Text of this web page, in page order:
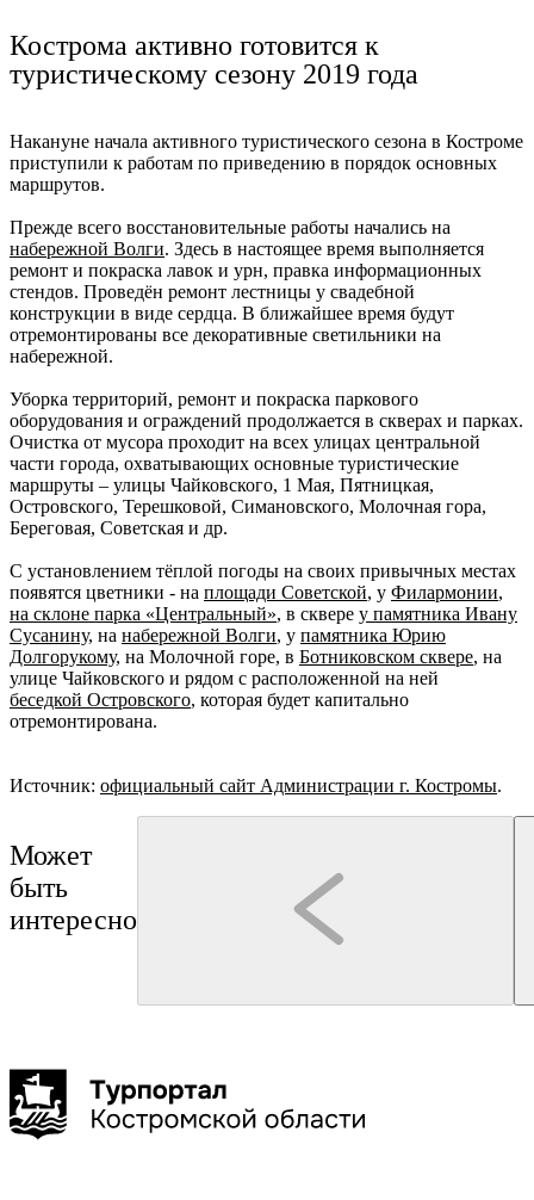
Кострома активно готовится к
туристическому сезону 2019 года
Накануне начала активного туристического сезона в Костроме
приступили к работам по приведению в порядок основных
маршрутов.
Прежде всего восстановительные работы начались на
набережной Волги. Здесь в настоящее время выполняется
ремонт и покраска лавок и урн, правка информационных
стендов. Проведён ремонт лестницы у свадебной
конструкции в виде сердца. В ближайшее время будут
отремонтированы все декоративные светильники на
набережной.
Уборка территорий, ремонт и покраска паркового
оборудования и ограждений продолжается в скверах и парках.
Очистка от мусора проходит на всех улицах центральной
части города, охватывающих основные туристические
маршруты – улицы Чайковского, 1 Мая, Пятницкая,
Островского, Терешковой, Симановского, Молочная гора,
Береговая, Советская и др.
С установлением тёплой погоды на своих привычных местах
появятся цветники - на площади Советской, у Филармонии,
на склоне парка «Центральный», в сквере у памятника Ивану
Сусанину, на набережной Волги, у памятника Юрию
Долгорукому, на Молочной горе, в Ботниковском сквере, на
улице Чайковского и рядом с расположенной на ней
беседкой Островского, которая будет капитально
отремонтирована.
Источник: официальный сайт Администрации г. Костромы.
Может
быть
интересно